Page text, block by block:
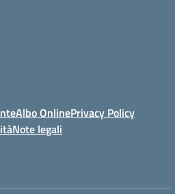
Albo OnlinePrivacy Policy
Note legali